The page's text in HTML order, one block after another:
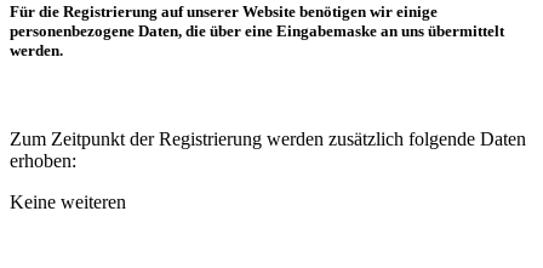
Für die Registrierung auf unserer Website benötigen wir einige
personenbezogene Daten, die über eine Eingabemaske an uns übermittelt
werden.
Zum Zeitpunkt der Registrierung werden zusätzlich folgende Daten
erhoben:
Keine weiteren